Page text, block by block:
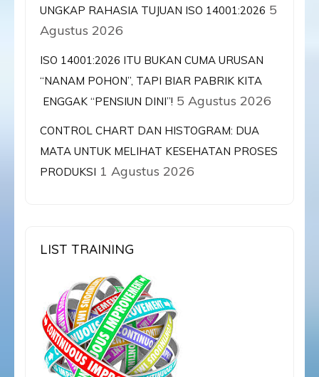
UNGKAP RAHASIA TUJUAN ISO 14001:2026 5
Agustus 2026
ISO 14001:2026 ITU BUKAN CUMA URUSAN
“NANAM POHON”, TAPI BIAR PABRIK KITA
ENGGAK “PENSIUN DINI”! 5 Agustus 2026
CONTROL CHART DAN HISTOGRAM: DUA
MATA UNTUK MELIHAT KESEHATAN PROSES
PRODUKSI 1 Agustus 2026
LIST TRAINING